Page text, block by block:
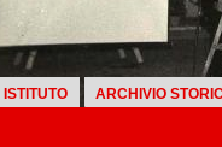
ISTITUTO ARCHIVIO